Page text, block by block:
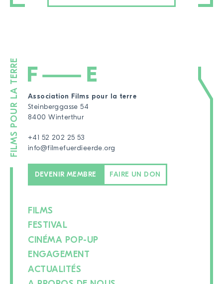
Association Films pour la terre
Steinberggasse 54
8400 Winterthur
+41 52 202 25 53
info@filmefuerdieerde.org
DEVENIR MEMBRE FAIRE UN DON
FILMS
FESTIVAL
CINÉMA POP-UP
ENGAGEMENT
ACTUALITÉS